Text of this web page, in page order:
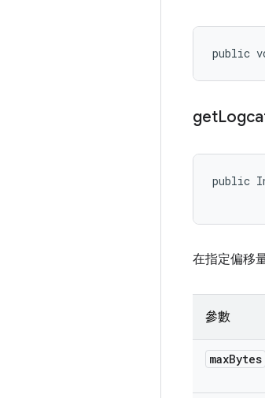
public
get
public
在指定偏移
參數
maxBytes